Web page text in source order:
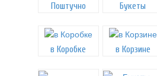
Поштучно
Букеты
в Коробке
в Корзине